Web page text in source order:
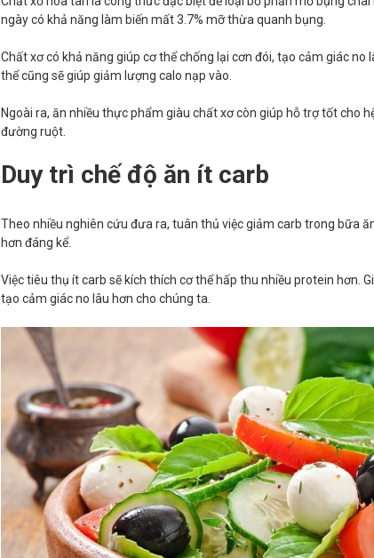
ngày có khả năng làm biến mất 3.7% mỡ thừa quanh bụng.
Chất xơ có khả năng giúp cơ thể chống lại cơn đói, tạo cảm giác no
thể cũng sẽ giúp giảm lượng calo nạp vào.
Ngoài ra, ăn nhiều thực phẩm giàu chất xơ còn giúp hỗ trợ tốt cho
đường ruột.
Duy trì chế độ ăn ít carb
Theo nhiều nghiên cứu đưa ra, tuân thủ việc giảm carb trong bữa
hơn đáng kể.
Việc tiêu thụ ít carb sẽ kích thích cơ thể hấp thu nhiều protein hơn.
tạo cảm giác no lâu hơn cho chúng ta.